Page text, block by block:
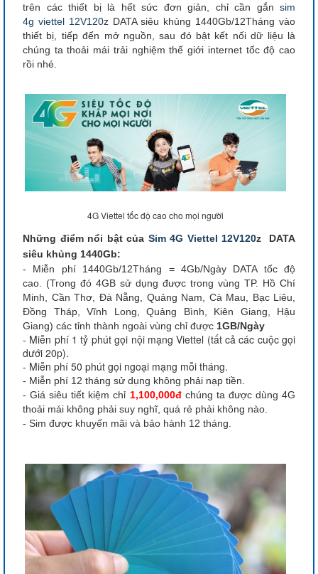
trên các thiết bị là hết sức đơn giản, chỉ cần gắn sim
4g viettel 12V120z DATA siêu khủng 1440Gb/12Tháng vào
thiết bị, tiếp đến mở nguồn, sau đó bật kết nối dữ liệu là
chúng ta thoải mái trải nghiệm thế giới internet tốc độ cao
rồi nhé.
4G Viettel tốc độ cao cho mọi người
Những điểm nổi bật của Sim 4G Viettel 12V120z DATA
siêu khủng 1440Gb:
- Miễn phí 1440Gb/12Tháng = 4Gb/Ngày DATA tốc độ
cao. (Trong đó 4GB sử dụng được trong vùng TP. Hồ Chí
Minh, Cần Thơ, Đà Nẵng, Quảng Nam, Cà Mau, Bạc Liêu,
Đồng Tháp, Vĩnh Long, Quảng Bình, Kiên Giang, Hậu
Giang) các tỉnh thành ngoài vùng chỉ được 1GB/Ngày
- Miễn phí 1 tỷ phút gọi nội mạng Viettel (tất cả các cuộc gọi
dưới 20p).
- Miễn phí 50 phút gọi ngoại mạng mỗi tháng.
- Miễn phí 12 tháng sử dụng không phải nạp tiền.
- Giá siêu tiết kiệm chỉ 1,100,000đchúng ta được dùng 4G
thoải mái không phải suy nghĩ, quá rẻ phải không nào.
- Sim được khuyến mãi và bảo hành 12 tháng.